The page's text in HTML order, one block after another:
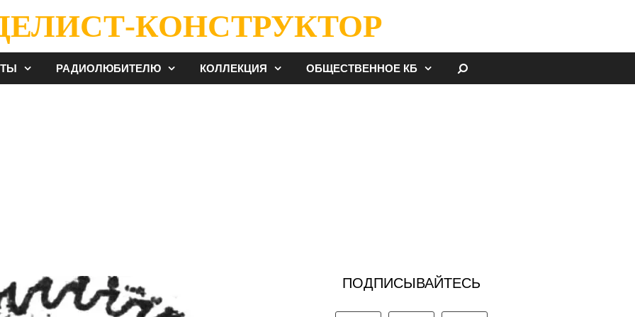
КОНСТРУКТОР
РАДИОЛЮБИТЕЛЮ КОЛЛЕКЦИЯ ОБЩЕСТВЕННОЕ КБ
ПОДПИСЫВАЙТЕСЬ